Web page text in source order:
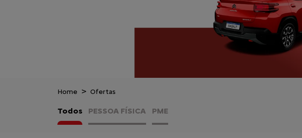
Home Ofertas
Todos PESSOA FÍSICA PME